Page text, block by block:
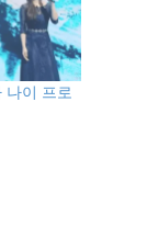
나이 프로